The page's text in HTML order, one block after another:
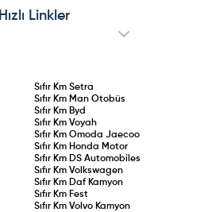
Hızlı Linkler
Sıfır Km Setra
Sıfır Km Man Otobüs
Sıfır Km Byd
Sıfır Km Voyah
Sıfır Km Omoda Jaecoo
Sıfır Km Honda Motor
Sıfır Km DS Automobiles
Sıfır Km Volkswagen
Sıfır Km Daf Kamyon
Sıfır Km Fest
Sıfır Km Volvo Kamyon